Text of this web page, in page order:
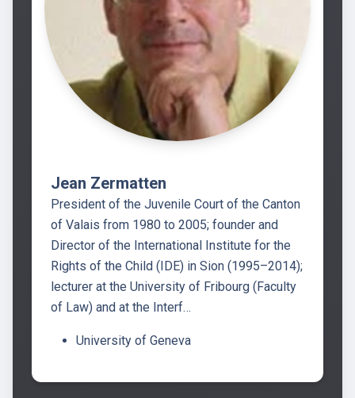
Jean Zermatten
President of the Juvenile Court of the Canton
of Valais from 1980 to 2005; founder and
Director of the International Institute for the
Rights of the Child (IDE) in Sion (1995–2014);
lecturer at the University of Fribourg (Faculty
of Law) and at the Interf…
University of Geneva